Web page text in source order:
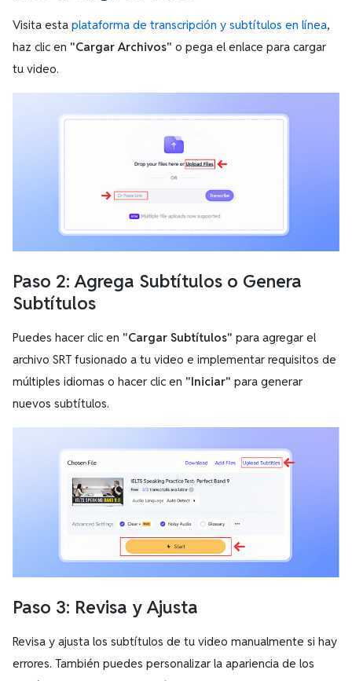
Visita esta plataforma de transcripción y subtítulos en línea,
haz clic en "Cargar Archivos" o pega el enlace para cargar
tu video.
Paso 2: Agrega Subtítulos o Genera
Subtítulos
Puedes hacer clic en "Cargar Subtítulos" para agregar el
archivo SRT fusionado a tu video e implementar requisitos de
múltiples idiomas o hacer clic en "Iniciar" para generar
nuevos subtítulos.
Paso 3: Revisa y Ajusta
Revisa y ajusta los subtítulos de tu video manualmente si hay
errores. También puedes personalizar la apariencia de los